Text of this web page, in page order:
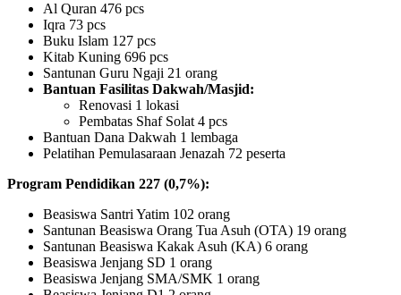
Al Quran 476 pcs
Iqra 73 pcs
Buku Islam 127 pcs
Kitab Kuning 696 pcs
Santunan Guru Ngaji 21 orang
Bantuan Fasilitas Dakwah/Masjid:
Renovasi 1 lokasi
Pembatas Shaf Solat 4 pcs
Bantuan Dana Dakwah 1 lembaga
Pelatihan Pemulasaraan Jenazah 72 peserta
Program Pendidikan 227 (0,7%):
Beasiswa Santri Yatim 102 orang
Santunan Beasiswa Orang Tua Asuh (OTA) 19 orang
Santunan Beasiswa Kakak Asuh (KA) 6 orang
Beasiswa Jenjang SD 1 orang
Beasiswa Jenjang SMA/SMK 1 orang